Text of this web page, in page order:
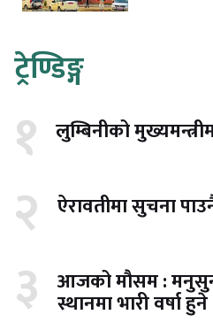
ट्रेण्डिङ्ग
१ लुम्बिनीको
२ ऐरावतीमा सुचना
३ आजको मौसम :
स्थानमा भारी वर्षा हुने